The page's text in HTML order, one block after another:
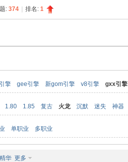
:374 排名:1
擎 gee引擎 新gom引擎 v8引擎 gxx引擎
1.80 1.85 复古 火龙 沉默 迷失 神器
单职业 多职业
精华 更多